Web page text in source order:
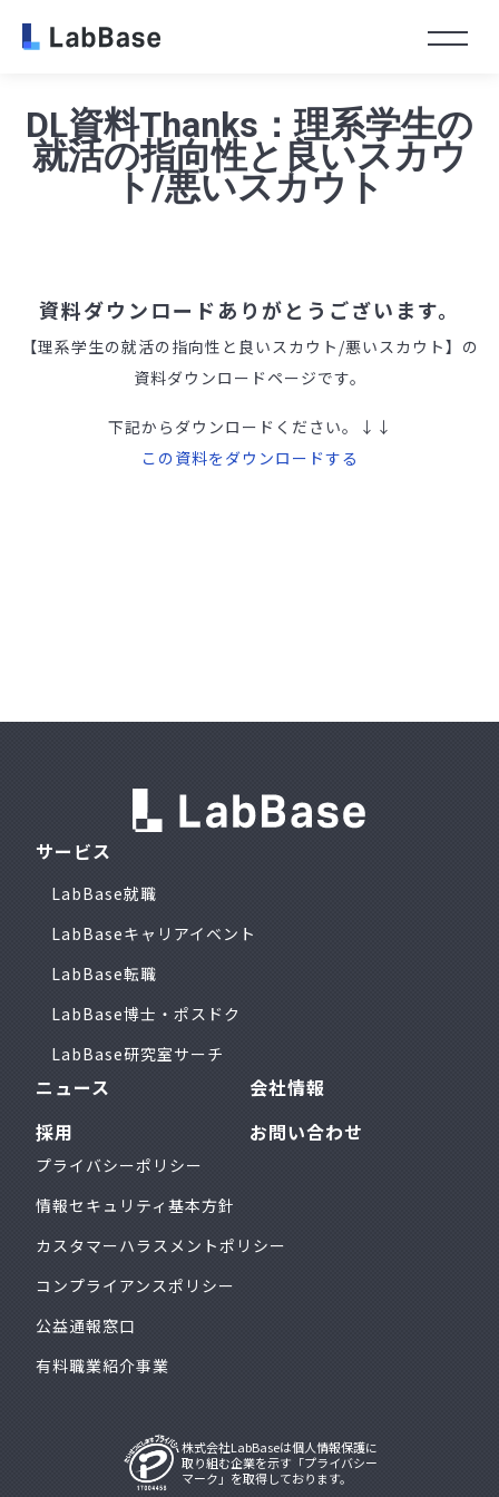
DL資料Thanks：理系学生の
就活の指向性と良いスカウ
ト/悪いスカウト
資料ダウンロードありがとうございます。
【理系学生の就活の指向性と良いスカウト/悪いスカウト】の
資料ダウンロードページです。
下記からダウンロードください。↓↓
この資料をダウンロードする
サービス
LabBase就職
LabBaseキャリアイベント
LabBase転職
LabBase博士・ポスドク
LabBase研究室サーチ
ニュース
採用
会社情報
お問い合わせ
プライバシーポリシー
情報セキュリティ基本方針
カスタマーハラスメントポリシー
コンプライアンスポリシー
公益通報窓口
有料職業紹介事業
株式会社LabBaseは個人情報保護に
取り組む企業を示す「プライバシー
マーク」を取得しております。